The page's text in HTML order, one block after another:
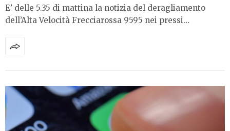
E’ delle 5.35 di mattina la notizia del deragliamento
dell’Alta Velocità Frecciarossa 9595 nei pressi…